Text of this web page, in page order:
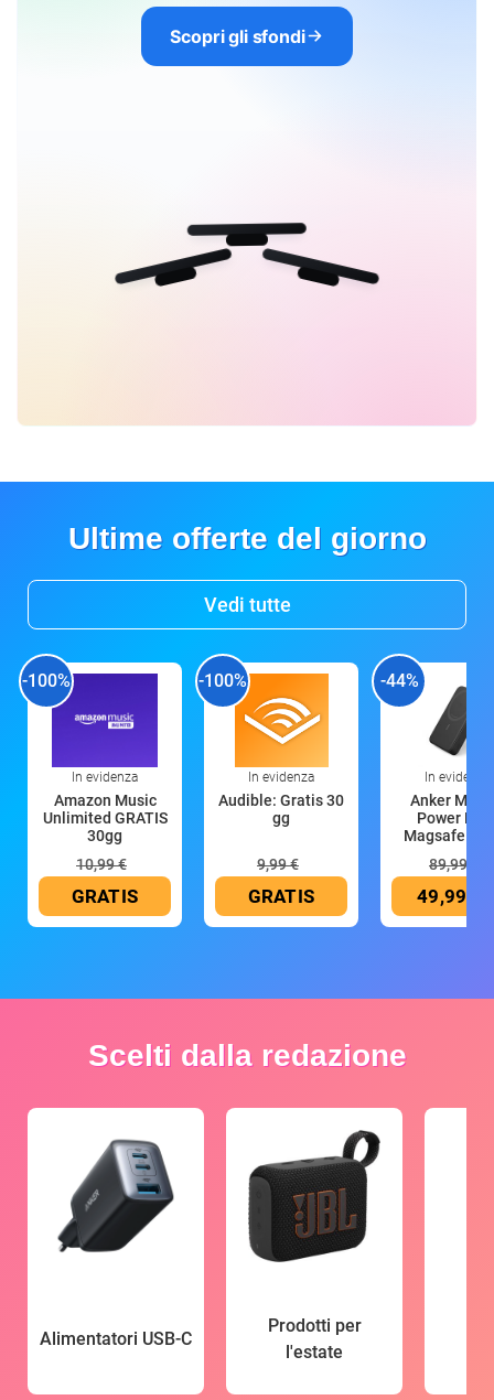
Scopri gli sfondi
Ultime offerte del giorno
Vedi tutte
-100%
In evidenza
Amazon Music
Unlimited GRATIS
30gg
10,99 €
GRATIS
-100%
In evidenza
Audible: Gratis 30
gg
9,99 €
GRATIS
-44%
In evidenza
Anker
Power
Magsafe
89,99 €
49,99 €
Scelti dalla redazione
Alimentatori USB-C
Prodotti per
l'estate